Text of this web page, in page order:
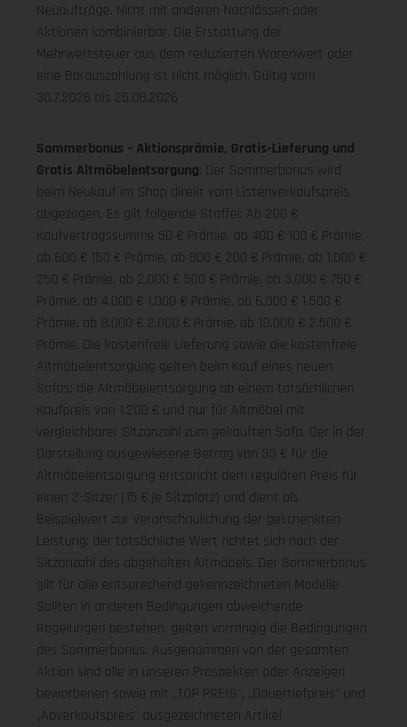
Neuaufträge. Nicht mit anderen Nachlässen oder
Aktionen kombinierbar. Die Erstattung der
Mehrwertsteuer aus dem reduzierten Warenwert oder
eine Barauszahlung ist nicht möglich. Gültig vom
30.7.2026 bis 25.08.2026
Sommerbonus – Aktionsprämie, Gratis-Lieferung und
Gratis Altmöbelentsorgung: Der Sommerbonus wird
beim Neukauf im Shop direkt vom Listenverkaufspreis
abgezogen. Es gilt folgende Staffel: Ab 200 €
Kaufvertragssumme 50 € Prämie, ab 400 € 100 € Prämie,
ab 600 € 150 € Prämie, ab 800 € 200 € Prämie, ab 1.000 €
250 € Prämie, ab 2.000 € 500 € Prämie, ab 3.000 € 750 €
Prämie, ab 4.000 € 1.000 € Prämie, ab 6.000 € 1.500 €
Prämie, ab 8.000 € 2.000 € Prämie, ab 10.000 € 2.500 €
Prämie. Die kostenfreie Lieferung sowie die kostenfreie
Altmöbelentsorgung gelten beim Kauf eines neuen
Sofas; die Altmöbelentsorgung ab einem tatsächlichen
Kaufpreis von 1.200 € und nur für Altmöbel mit
vergleichbarer Sitzanzahl zum gekauften Sofa. Der in der
Darstellung ausgewiesene Betrag von 30 € für die
Altmöbelentsorgung entspricht dem regulären Preis für
einen 2-Sitzer (15 € je Sitzplatz) und dient als
Beispielwert zur Veranschaulichung der geschenkten
Leistung; der tatsächliche Wert richtet sich nach der
Sitzanzahl des abgeholten Altmöbels. Der Sommerbonus
gilt für alle entsprechend gekennzeichneten Modelle.
Sollten in anderen Bedingungen abweichende
Regelungen bestehen, gelten vorrangig die Bedingungen
des Sommerbonus. Ausgenommen von der gesamten
Aktion sind alle in unseren Prospekten oder Anzeigen
beworbenen sowie mit „TOP PREIS", „Dauertiefpreis" und
„Abverkaufspreis" ausgezeichneten Artikel